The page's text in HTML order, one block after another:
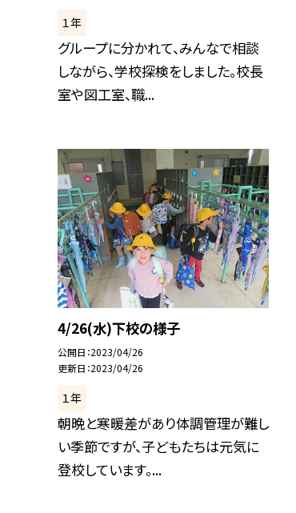
１年
グループに分かれて、みんなで相談
しながら、学校探検をしました。校長
室や図工室、職...
4/26(水)下校の様子
公開日 2023/04/26
更新日 2023/04/26
１年
朝晩と寒暖差があり体調管理が難し
い季節ですが、子どもたちは元気に
登校しています。...